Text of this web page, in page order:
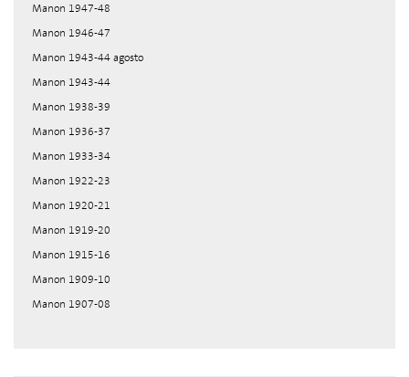
Manon 1947-48
Manon 1946-47
Manon 1943-44 agosto
Manon 1943-44
Manon 1938-39
Manon 1936-37
Manon 1933-34
Manon 1922-23
Manon 1920-21
Manon 1919-20
Manon 1915-16
Manon 1909-10
Manon 1907-08